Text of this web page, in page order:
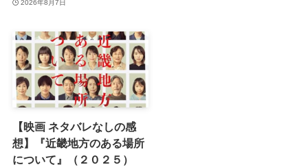
2026年8月7日
【映画 ネタバレなしの感
想】『近畿地方のある場所
について』（２０２５）